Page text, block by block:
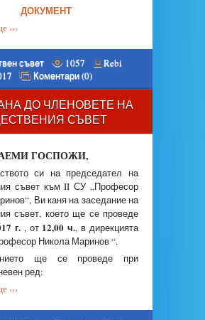
ДОКУМЕНТ
›››
съвет 1057
Rebi
Коментари (0)
ДО ЧЛЕНОВЕТЕ НА
СЪВЕТ
ГОСПОЖИ,
си на председател на
съвет към II СУ „Професор
Ви каня на заседание на
съвет, което ще се проведе
г., от 12,00 ч., в дирекцията
Никола Маринов “.
ще се проведе при
ред:
›››